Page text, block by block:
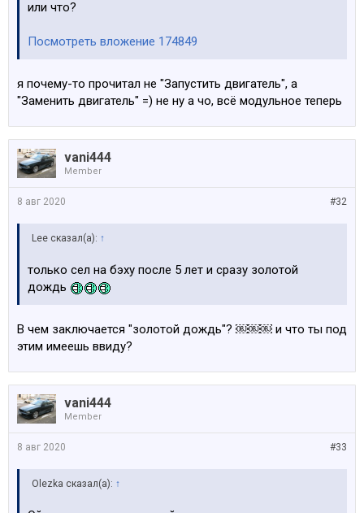
или что?
Посмотреть вложение 174849
я почему-то прочитал не "Запустить двигатель", а
"Заменить двигатель" =) не ну а чо, всё модульное теперь
vani444
Member
#32
8 авг 2020
Lee сказал(а): ↑
только сел на бэху после 5 лет и сразу золотой
дождь
В чем заключается "золотой дождь"? ￼￼￼ и что ты под
этим имеешь ввиду?
vani444
Member
#33
8 авг 2020
Olezka сказал(а): ↑